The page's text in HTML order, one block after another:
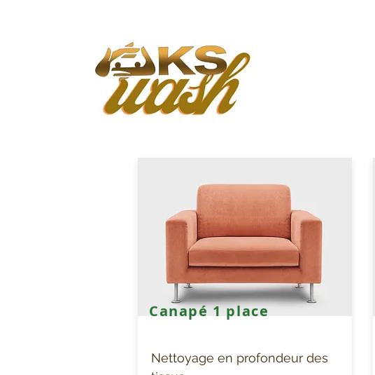
Canapé 1 place
Nettoyage en profondeur des